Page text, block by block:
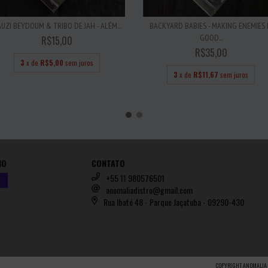
BEYDOUM & TRIBO DE JAH - ALÉM...
R$15,00
3 x de R$5,00 sem juros
BACKYARD BABIES - MAKING ENEMIES
GOOD...
R$35,00
3 x de R$11,67 sem juros
CONTATO
+55 11 980576501
anomaliadistro@gmail.com
Rua Ibaté 48 - Parque Jaçatuba - 09290-430
COPYRIGHT